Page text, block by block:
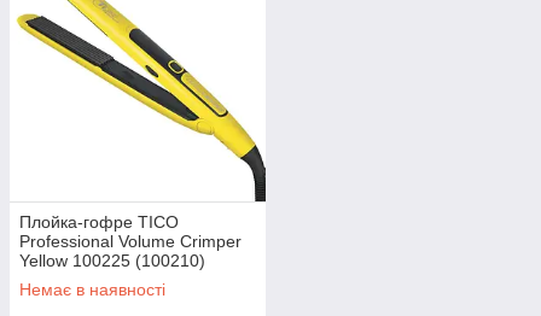
Плойка-гофре TICO
Professional Volume Crimper
Yellow 100225 (100210)
Немає в наявності